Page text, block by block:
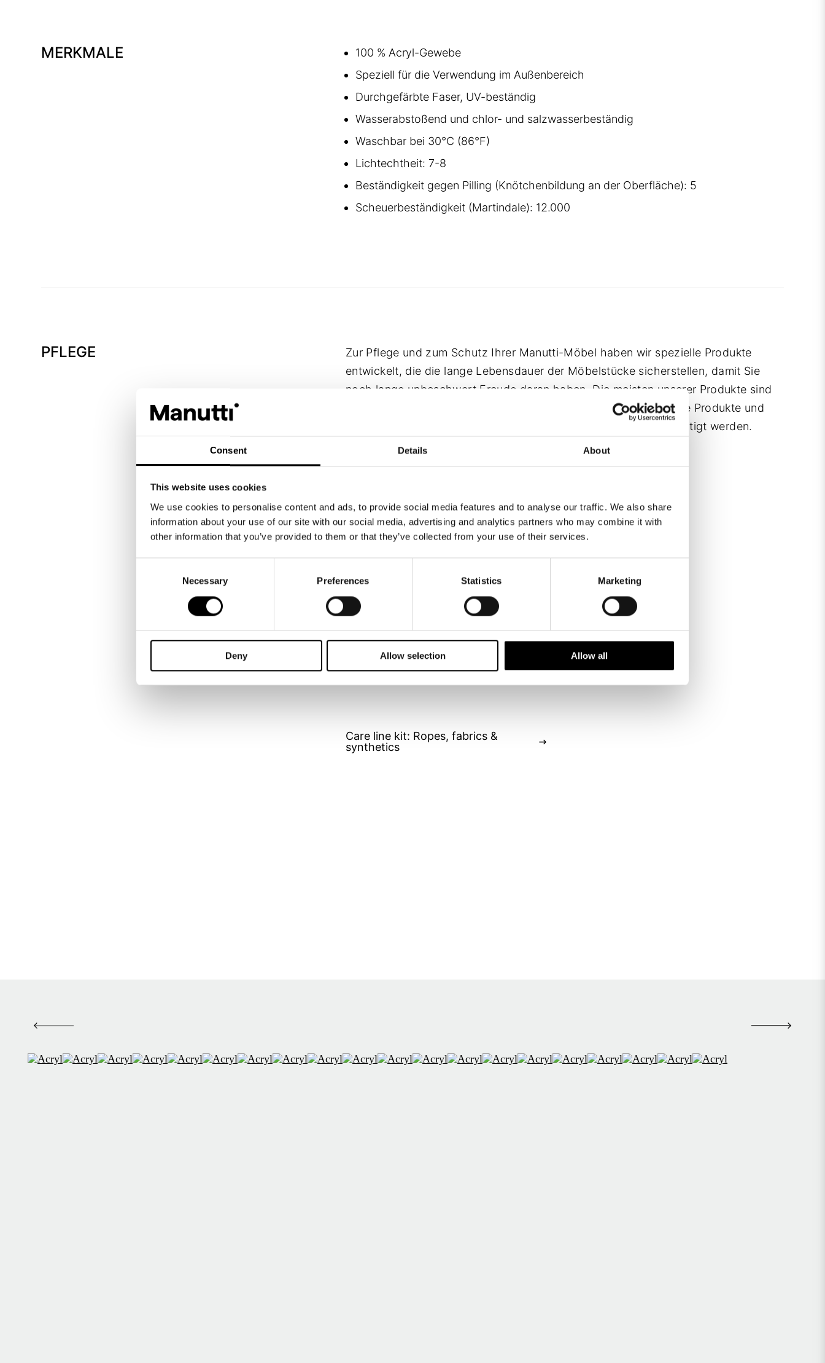
Consent Details About
This website uses cookies
We use cookies to personalise content and ads, to provide social media features and to analyse our traffic. We also share
information about your use of our site with our social media, advertising and analytics partners who may combine it with
other information that you’ve provided to them or that they’ve collected from your use of their services.
Necessary Preferences Statistics Marketing
Deny Allow selection Allow all
MERKMALE
100 % Acryl-Gewebe
Speziell für die Verwendung im Außenbereich
Durchgefärbte Faser, UV-beständig
Wasserabstoßend und chlor- und salzwasserbeständig
Waschbar bei 30°C (86°F)
Lichtechtheit: 7-8
Beständigkeit gegen Pilling (Knötchenbildung an der Oberfläche): 5
Scheuerbeständigkeit (Martindale): 12.000
PFLEGE
Zur Pflege und zum Schutz Ihrer Manutti-Möbel haben wir spezielle Produkte
entwickelt, die die lange Lebensdauer der Möbelstücke sicherstellen, damit Sie
noch lange unbeschwert Freude daran haben. Die meisten unserer Produkte sind
in kompletten Pflege-Sets zusammengefasst. Diese umfassen alle Produkte und
Accessoires, die zur Reinigung und zum Schutz Ihrer Möbel benötigt werden.
Care line kit: Ropes, fabrics &
synthetics